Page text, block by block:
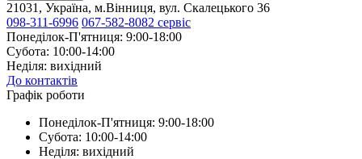
21031, Україна, м.Вінниця, вул. Скалецького 36
098-311-6996 067-582-8082 сервіс
Понеділок-П'ятниця: 9:00-18:00
Субота: 10:00-14:00
Неділя: вихідний
До контактів
Графік роботи
Понеділок-П'ятниця: 9:00-18:00
Субота: 10:00-14:00
Неділя: вихідний